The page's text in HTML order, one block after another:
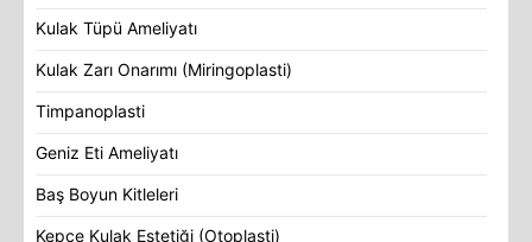
Kulak Tüpü Ameliyatı
Kulak Zarı Onarımı (Miringoplasti)
Timpanoplasti
Geniz Eti Ameliyatı
Baş Boyun Kitleleri
Kepçe Kulak Estetiği (Otoplasti)